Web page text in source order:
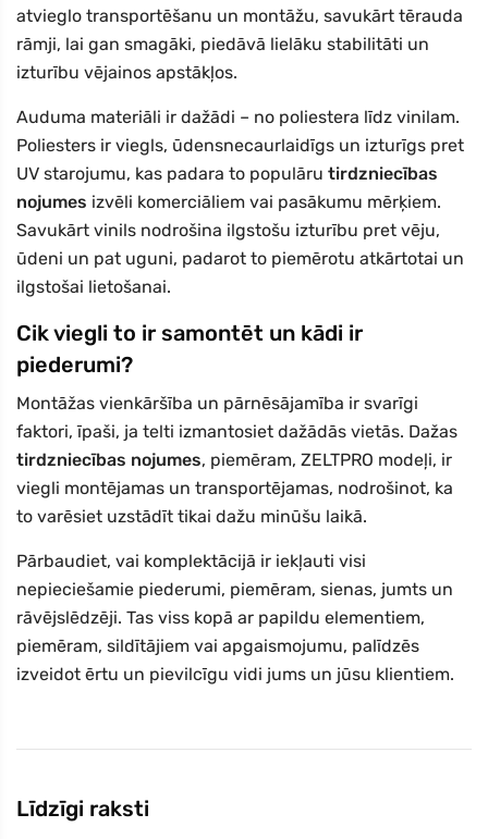
atvieglo transportēšanu un montāžu, savukārt tērauda
rāmji, lai gan smagāki, piedāvā lielāku stabilitāti un
izturību vējainos apstākļos.
Auduma materiāli ir dažādi – no poliestera līdz vinilam.
Poliesters ir viegls, ūdensnecaurlaidīgs un izturīgs pret
UV starojumu, kas padara to populāru tirdzniecības
nojumes izvēli komerciāliem vai pasākumu mērķiem.
Savukārt vinils nodrošina ilgstošu izturību pret vēju,
ūdeni un pat uguni, padarot to piemērotu atkārtotai un
ilgstošai lietošanai.
Cik viegli to ir samontēt un kādi ir
piederumi?
Montāžas vienkāršība un pārnēsājamība ir svarīgi
faktori, īpaši, ja telti izmantosiet dažādās vietās. Dažas
tirdzniecības nojumes, piemēram, ZELTPRO modeļi, ir
viegli montējamas un transportējamas, nodrošinot, ka
to varēsiet uzstādīt tikai dažu minūšu laikā.
Pārbaudiet, vai komplektācijā ir iekļauti visi
nepieciešamie piederumi, piemēram, sienas, jumts un
rāvējslēdzēji. Tas viss kopā ar papildu elementiem,
piemēram, sildītājiem vai apgaismojumu, palīdzēs
izveidot ērtu un pievilcīgu vidi jums un jūsu klientiem.
Līdzīgi raksti